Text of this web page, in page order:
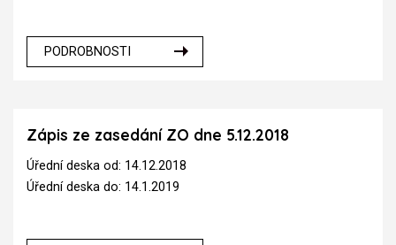
PODROBNOSTI
Zápis ze zasedání ZO dne 5.12.2018
Úřední deska od: 14.12.2018
Úřední deska do: 14.1.2019